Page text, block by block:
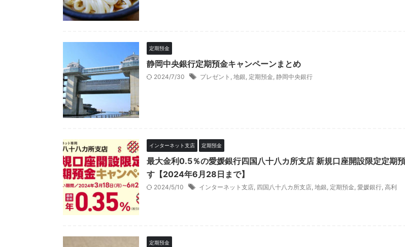
定期預金
静岡中央銀行定期預金キャンペーンまとめ
2024/7/30 プレゼント , 地銀, 定期預金, 静岡中央銀行
インターネット支店 定期預金
最大金利0.5％の愛媛銀行四国八十八カ所支店 新規口座開設限定定期
す【2024年6月28日まで】
2024/5/10 インターネット支店, 四国八十八カ所支店, 地銀, 定期預金, 愛媛銀行, 高利
定期預金